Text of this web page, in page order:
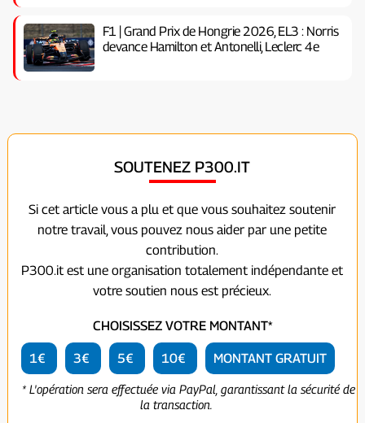
F1 | Grand Prix de Hongrie 2026, EL3 : Norris
devance Hamilton et Antonelli, Leclerc 4e
SOUTENEZ P300.IT
Si cet article vous a plu et que vous souhaitez soutenir
notre travail, vous pouvez nous aider par une petite
contribution.
P300.it est une organisation totalement indépendante et
votre soutien nous est précieux.
CHOISISSEZ VOTRE MONTANT*
1€ 3€ 5€ 10€ MONTANT GRATUIT
* L'opération sera effectuée via PayPal, garantissant la sécurité de
la transaction.